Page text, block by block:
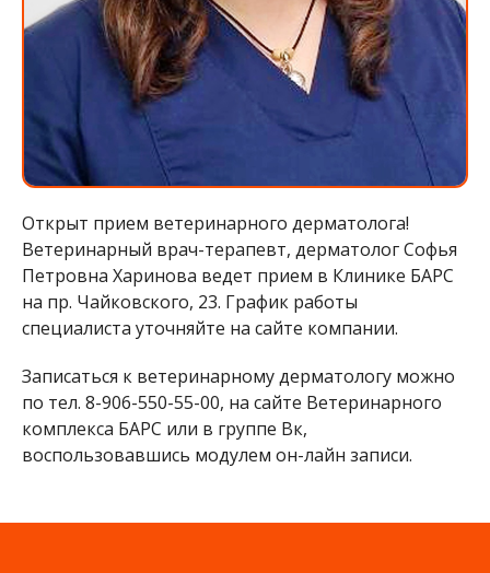
Открыт прием ветеринарного дерматолога!
Ветеринарный врач-терапевт, дерматолог Софья
Петровна Харинова ведет прием в Клинике БАРС
на пр. Чайковского, 23. График работы
специалиста уточняйте на сайте компании.
Записаться к ветеринарному дерматологу можно
по тел. 8-906-550-55-00, на сайте Ветеринарного
комплекса БАРС или в группе Вк,
воспользовавшись модулем он-лайн записи.